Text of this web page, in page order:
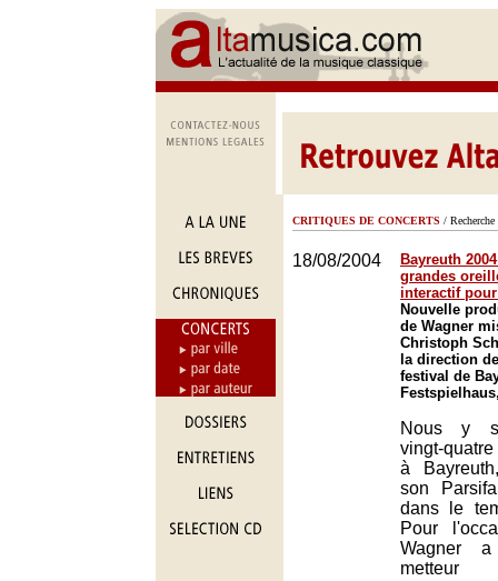
CRITIQUES DE CONCERTS / Recherche
18/08/2004
Bayreuth
grandes
interactif
Nouvelle
de Wagner
Christoph
la direction
festival de
Nous y
vingt-
à
son
dans le
Pour
Wagner